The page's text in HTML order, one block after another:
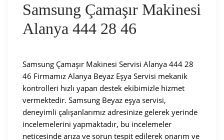
Samsung Çamaşır Makinesi
Alanya 444 28 46
Samsung Çamaşır Makinesi Servisi Alanya 444 28
46 Firmamız Alanya Beyaz Eşya Servisi mekanik
kontrolleri hızlı yapan destek ekibimizle hizmet
vermektedir. Samsung Beyaz eşya servisi,
deneyimli çalışanlarımız adresinize gelerek yerinde
incelemelerini yapmaktadır, bu incelemeler
neticesinde arıza ve sorun tespit edilerek onarım ve